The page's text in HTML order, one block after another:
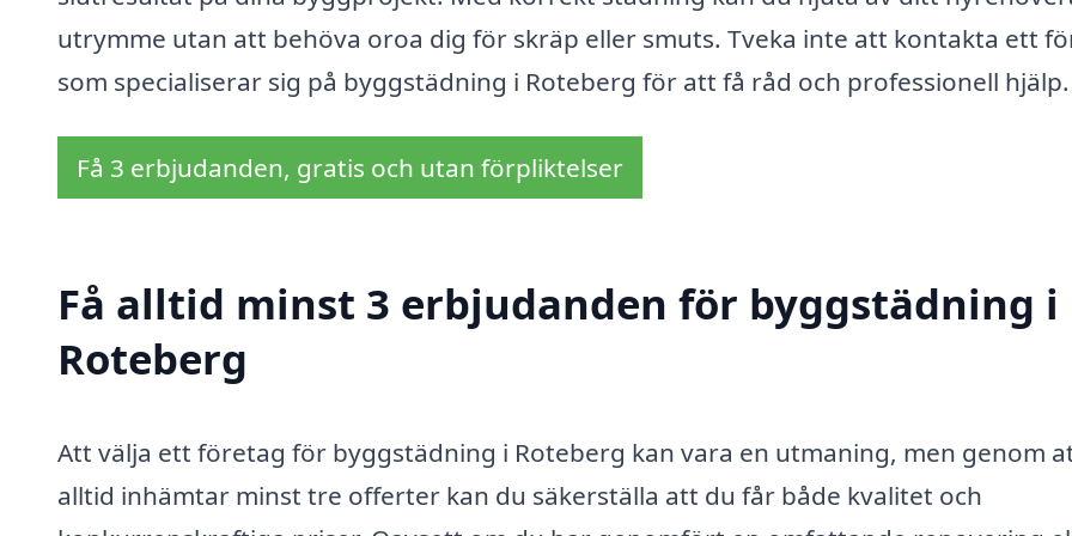
utrymme utan att behöva oroa dig för skräp eller smuts. Tveka inte att kontakta ett
som specialiserar sig på byggstädning i Roteberg för att få råd och professionell hjälp.
Få 3 erbjudanden, gratis och utan förpliktelser
Få alltid minst 3 erbjudanden för byggstädning i
Roteberg
Att välja ett företag för byggstädning i Roteberg kan vara en utmaning, men genom
alltid inhämtar minst tre offerter kan du säkerställa att du får både kvalitet och